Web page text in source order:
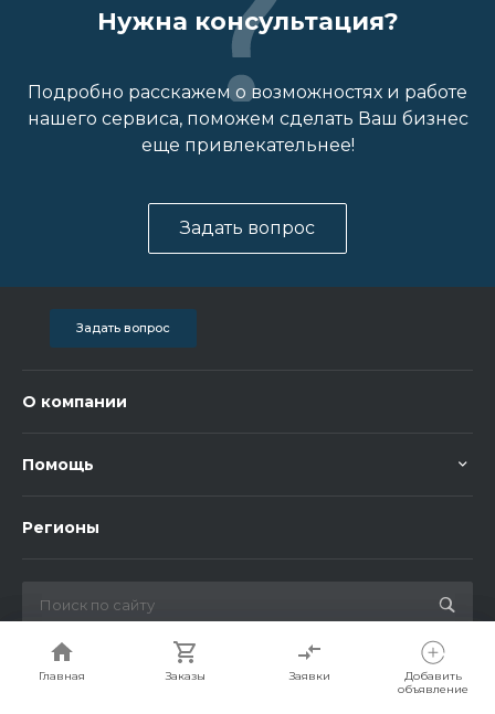
Главная Заказы Заявки
Добавить
объявление
Главная Заказы Заявки
Добавить
объявление
Нужна консультация?
Подробно расскажем о возможностях и работе
нашего сервиса, поможем сделать Ваш бизнес
еще привлекательнее!
Задать вопрос
Задать вопрос
О компании
Помощь
Регионы
© 2026 Bigorent, Все права защищены